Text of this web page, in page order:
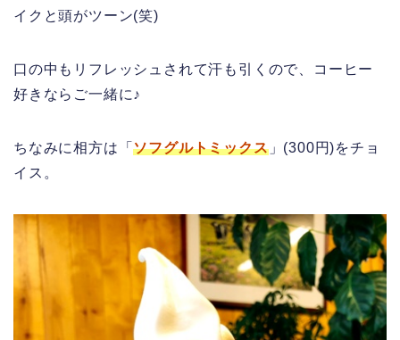
イクと頭がツーン(笑)
口の中もリフレッシュされて汗も引くので、コーヒー
好きならご一緒に♪
ちなみに相方は「ソフグルトミックス」(300円)をチョ
イス。